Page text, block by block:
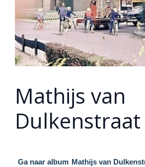
Mathijs van
Dulkenstraat
Ga naar album Mathijs van